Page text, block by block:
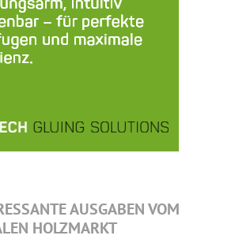
AUSGABEN VOM
HOLZMARKT